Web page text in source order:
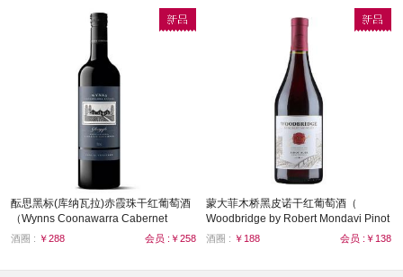
酝思黑标(库纳瓦拉)赤霞珠干红葡萄酒
（Wynns Coonawarra Cabernet
Sauvignon）
酒圈 : ￥288 会员 :￥258
蒙大菲木桥黑皮诺干红葡萄酒（
Woodbridge by Robert Mondavi Pinot
Noir）
酒圈 : ￥188 会员 :￥138